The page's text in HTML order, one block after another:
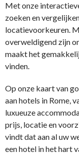
Met onze
zoeken en
locatievoorkeuren.
overweldigend zijn
maakt het
vinden.
Op onze kaart van
aan hotels in Rome,
luxueuze
prijs, locatie en
vindt dat aan al uw
een hotel in het hart